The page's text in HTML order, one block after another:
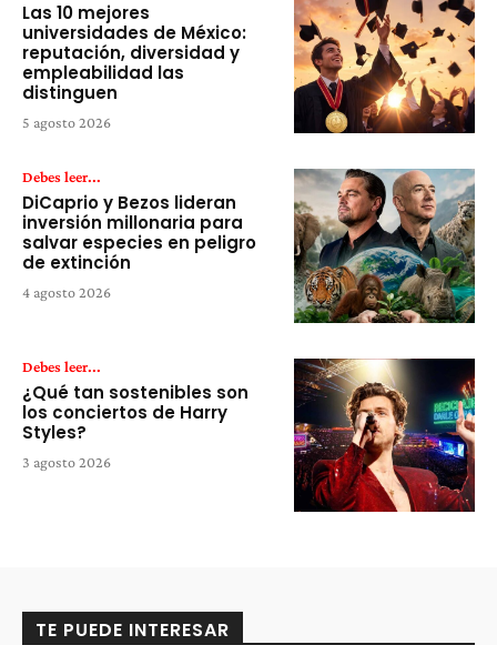
Las 10 mejores
universidades de México:
reputación, diversidad y
empleabilidad las
distinguen
5 agosto 2026
Debes leer...
DiCaprio y Bezos lideran
inversión millonaria para
salvar especies en peligro
de extinción
4 agosto 2026
Debes leer...
¿Qué tan sostenibles son
los conciertos de Harry
Styles?
3 agosto 2026
TE PUEDE INTERESAR